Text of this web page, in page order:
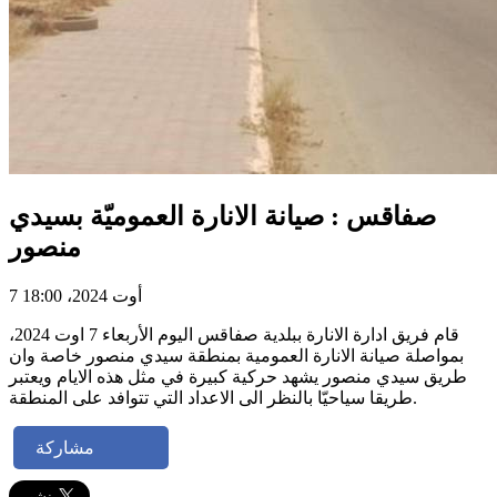
صفاقس : صيانة الانارة العموميّة بسيدي
منصور
7 أوت 2024، 18:00
قام فريق ادارة الانارة ببلدية صفاقس اليوم الأربعاء 7 اوت 2024،
بمواصلة صيانة الانارة العمومية بمنطقة سيدي منصور خاصة وان
طريق سيدي منصور يشهد حركية كبيرة في مثل هذه الايام ويعتبر
طريقا سياحيّا بالنظر الى الاعداد التي تتوافد على المنطقة.
مشاركة